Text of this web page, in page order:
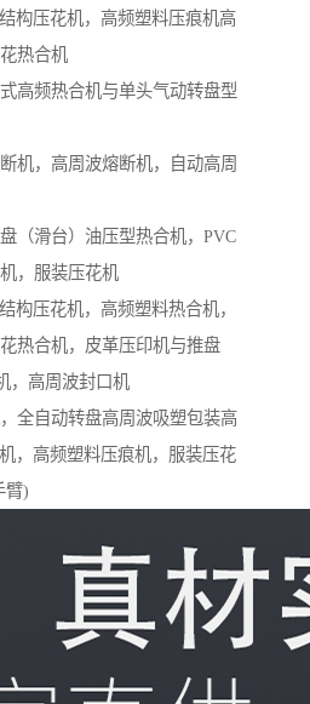
构压花机，高频塑料压痕机高
热合机
高频热合机与单头气动转盘型
机，高周波熔断机，自动高周
（滑台）油压型热合机，PVC
，服装压花机
构压花机，高频塑料热合机，
热合机，皮革压印机与推盘
，高周波封口机
全自动转盘高周波吸塑包装高
，高频塑料压痕机，服装压花
臂)